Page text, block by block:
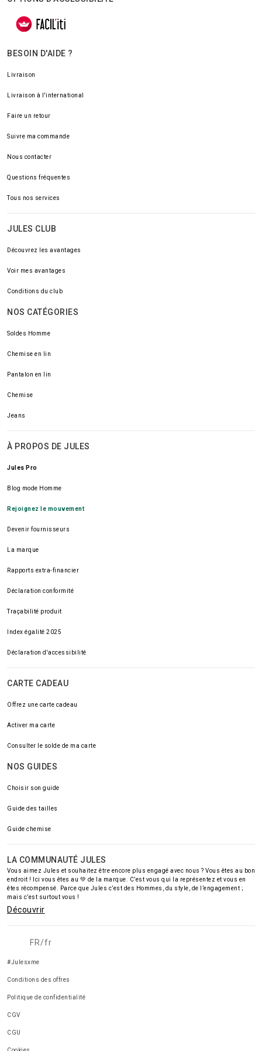
BESOIN D'AIDE ?
Livraison
Livraison à l'international
Faire un retour
Suivre ma commande
Nous contacter
Questions fréquentes
Tous nos services
JULES CLUB
Découvrez les avantages
Voir mes avantages
Conditions du club
NOS CATÉGORIES
Soldes Homme
Chemise en lin
Pantalon en lin
Chemise
Jeans
À PROPOS DE JULES
Jules Pro
Blog mode Homme
Rejoignez le mouvement
Devenir fournisseurs
La marque
Rapports extra-financier
Déclaration conformité
Traçabilité produit
Index égalité 2025
Déclaration d'accessibilité
CARTE CADEAU
Offrez une carte cadeau
Activer ma carte
Consulter le solde de ma carte
NOS GUIDES
Choisir son guide
Guide des tailles
Guide chemise
LA COMMUNAUTÉ JULES
Vous aimez Jules et souhaitez être encore plus engagé avec nous ? Vous êtes au bon
endroit ! Ici vous êtes au 💚 de la marque. C’est vous qui la représentez et vous en
êtes récompensé. Parce que Jules c’est des Hommes, du style, de l’engagement ;
mais c’est surtout vous !
Découvrir
FR/fr
#Julesxme
Conditions des offres
Politique de confidentialité
CGV
CGU